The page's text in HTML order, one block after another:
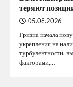
теряют
05.08.2026
Гривна начала
укрепления на
турбулентности,
факторами,…